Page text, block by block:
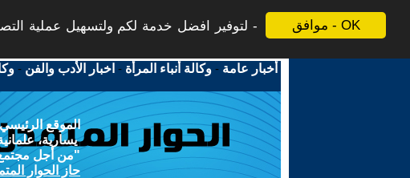
موافق - OK
لتوفير افضل خدمة لكم ولتسهيل عملية
أخبار عامة -وكالة أنباء المرأة - اخبار الأدب والفن -
الموقع
يسارية،
"من أجل مجتمع
حاز الحوار